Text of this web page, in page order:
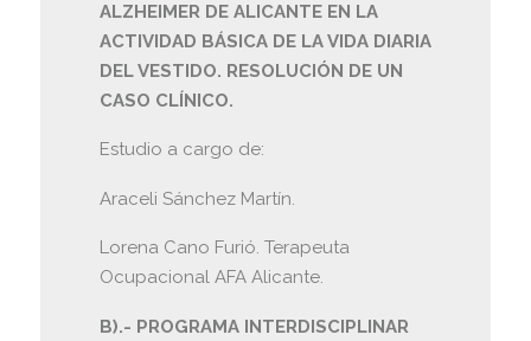
ALZHEIMER DE ALICANTE EN LA
ACTIVIDAD BÁSICA DE LA VIDA DIARIA
DEL VESTIDO. RESOLUCIÓN DE UN
CASO CLÍNICO.
Estudio a cargo de:
Araceli Sánchez Martín.
Lorena Cano Furió. Terapeuta
Ocupacional AFA Alicante.
B).- PROGRAMA INTERDISCIPLINAR